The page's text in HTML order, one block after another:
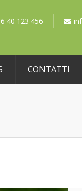
40 123 456
CONTATTI